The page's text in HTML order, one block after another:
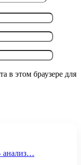
в этом браузере для
анализ…